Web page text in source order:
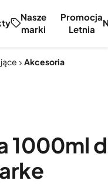
Nasze
marki
Promocja
Letnia
Akcesoria
1000ml